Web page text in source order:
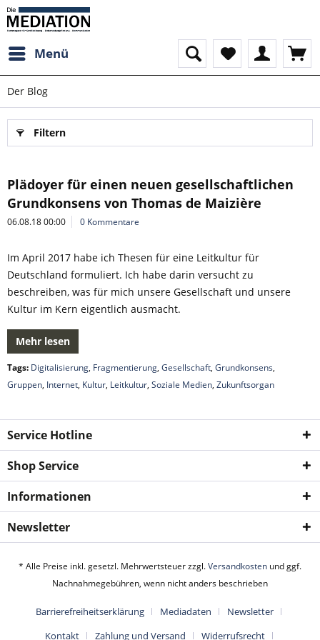
Menü
Der Blog
Filtern
Plädoyer für einen neuen gesellschaftlichen
Grundkonsens von Thomas de Maizière
06.08.18 00:00 0 Kommentare
Im April 2017 habe ich Thesen für eine Leitkultur für
Deutschland formuliert. Ich habe darin versucht zu
beschreiben, was für mich unsere Gesellschaft und unsere
Kultur im Kern eigentlich ausmacht.
Mehr lesen
Tags: Digitalisierung, Fragmentierung, Gesellschaft, Grundkonsens,
Gruppen, Internet, Kultur, Leitkultur, Soziale Medien, Zukunftsorgan
Service Hotline
Shop Service
Informationen
Newsletter
* Alle Preise inkl. gesetzl. Mehrwertsteuer zzgl.Versandkosten und ggf.
Nachnahmegebühren, wenn nicht anders beschrieben
Barrierefreiheitserklärung Mediadaten
Newsletter
Kontakt
Zahlung und Versand Widerrufsrecht